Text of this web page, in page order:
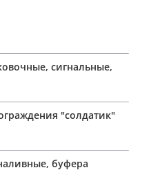
сигнальные,
"солдатик"
буфера